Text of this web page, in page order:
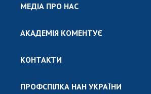
МЕДІА ПРО НАС
АКАДЕМІЯ КОМЕНТУЄ
КОНТАКТИ
ПРОФСПІЛКА НАН УКРАЇНИ